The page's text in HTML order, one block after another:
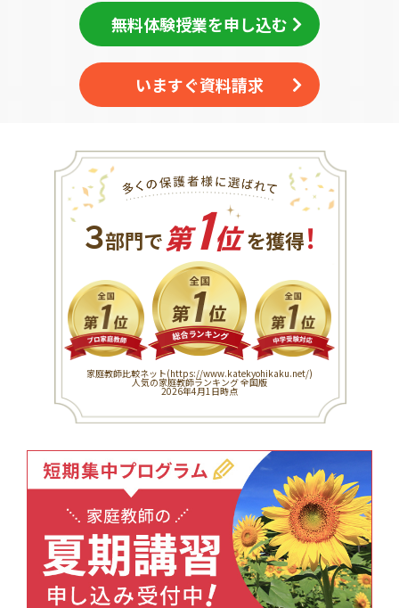
無料体験授業を申し込む
いますぐ資料請求
３部門で 第1位を獲得！
家庭教師比較ネット(https://www.katekyohikaku.net/)
人気の家庭教師ランキング 全国版
2026年4月1日時点